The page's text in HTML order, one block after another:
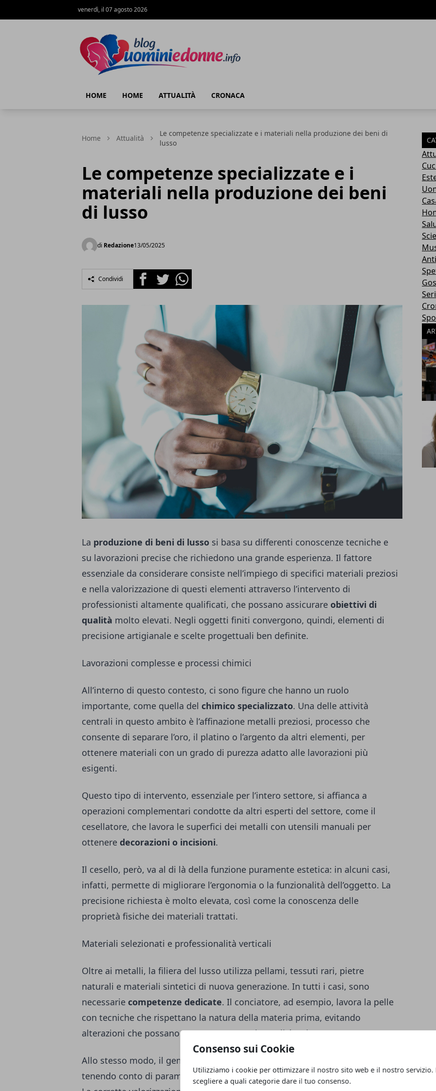
Consenso sui Cookie
Utilizziamo i cookie per ottimizzare il nostro sito web e il nostro servizio.
scegliere a quali categorie dare il tuo consenso.
venerdì, il 07 agosto 2026
HOME HOME ATTUALITÀ CRONACA
Home Attualità
Le competenze specializzate e i materiali nella produzione dei beni di
lusso
Le competenze specializzate e i
materiali nella produzione dei beni
di lusso
di Redazione13/05/2025
Condividi FacebookTwitterWhatsapp
La produzione di beni di lusso si basa su differenti conoscenze tecniche e
su lavorazioni precise che richiedono una grande esperienza. Il fattore
essenziale da considerare consiste nell’impiego di specifici materiali preziosi
e nella valorizzazione di questi elementi attraverso l’intervento di
professionisti altamente qualificati, che possano assicurare obiettivi di
qualità molto elevati. Negli oggetti finiti convergono, quindi, elementi di
precisione artigianale e scelte progettuali ben definite.
Lavorazioni complesse e processi chimici
All’interno di questo contesto, ci sono figure che hanno un ruolo
importante, come quella del chimico specializzato. Una delle attività
centrali in questo ambito è l’affinazione metalli preziosi, processo che
consente di separare l’oro, il platino o l’argento da altri elementi, per
ottenere materiali con un grado di purezza adatto alle lavorazioni più
esigenti.
Questo tipo di intervento, essenziale per l’intero settore, si affianca a
operazioni complementari condotte da altri esperti del settore, come il
cesellatore, che lavora le superfici dei metalli con utensili manuali per
ottenere decorazioni o incisioni.
Il cesello, però, va al di là della funzione puramente estetica: in alcuni casi,
infatti, permette di migliorare l’ergonomia o la funzionalità dell’oggetto. La
precisione richiesta è molto elevata, così come la conoscenza delle
proprietà fisiche dei materiali trattati.
Materiali selezionati e professionalità verticali
Oltre ai metalli, la filiera del lusso utilizza pellami, tessuti rari, pietre
naturali e materiali sintetici di nuova generazione. In tutti i casi, sono
necessarie competenze dedicate. Il conciatore, ad esempio, lavora la pelle
con tecniche che rispettano la natura della materia prima, evitando
alterazioni che possano comprometterne la qualità nel tempo.
Allo stesso modo, il gemmologo opera una selezione accurata delle pietre,
tenendo conto di parametri come purezza, taglio e saturazione del colore.